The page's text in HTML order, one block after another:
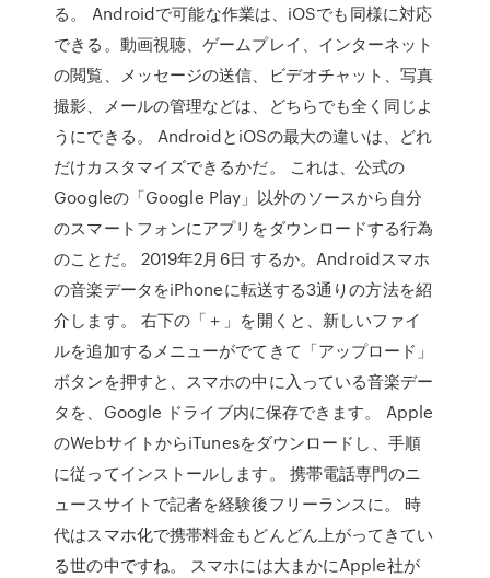
る。 Androidで可能な作業は、iOSでも同様に対応
できる。動画視聴、ゲームプレイ、インターネット
の閲覧、メッセージの送信、ビデオチャット、写真
撮影、メールの管理などは、どちらでも全く同じよ
うにできる。 AndroidとiOSの最大の違いは、どれ
だけカスタマイズできるかだ。 これは、公式の
Googleの「Google Play」以外のソースから自分
のスマートフォンにアプリをダウンロードする行為
のことだ。 2019年2月6日 するか。Androidスマホ
の音楽データをiPhoneに転送する3通りの方法を紹
介します。 右下の「＋」を開くと、新しいファイ
ルを追加するメニューがでてきて「アップロード」
ボタンを押すと、スマホの中に入っている音楽デー
タを、Google ドライブ内に保存できます。 Apple
のWebサイトからiTunesをダウンロードし、手順
に従ってインストールします。 携帯電話専門のニ
ュースサイトで記者を経験後フリーランスに。 時
代はスマホ化で携帯料金もどんどん上がってきてい
る世の中ですね。 スマホには大まかにApple社が